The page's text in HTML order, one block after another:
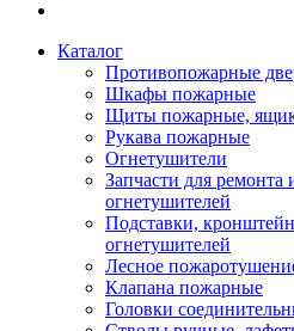
Каталог
Противопожарные
Шкафы пожарные
Щиты пожарные,
Рукава пожарные
Огнетушители
Запчасти для ремонта
огнетушителей
Подставки,
огнетушителей
Лесное
Клапана пожарные
Головки